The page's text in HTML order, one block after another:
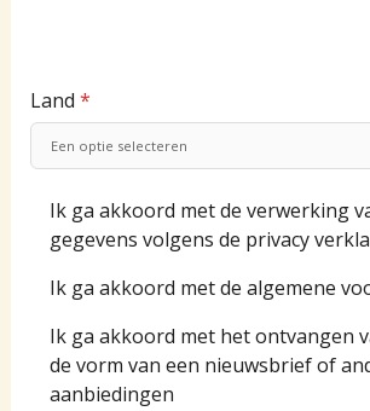
Land *
Ik ga akkoord met de verwerking
gegevens volgens de privacy
Ik ga akkoord met de algemene
Ik ga akkoord met het ontvangen
de vorm van een nieuwsbrief of
aanbiedingen